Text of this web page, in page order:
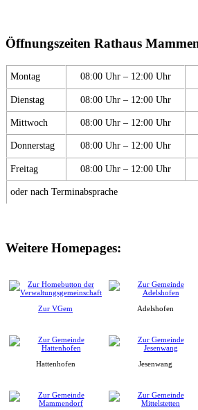
Öffnungszeiten Rathaus
Montag 08:00 Uhr – 12:00 Uhr
Dienstag 08:00 Uhr – 12:00 Uhr
Mittwoch 08:00 Uhr – 12:00 Uhr
Donnerstag 08:00 Uhr – 12:00 Uhr
Freitag 08:00 Uhr – 12:00 Uhr
oder nach Terminabsprache
Weitere Homepages:
Zur VGem Adelshofen
Hattenhofen Jesenwang